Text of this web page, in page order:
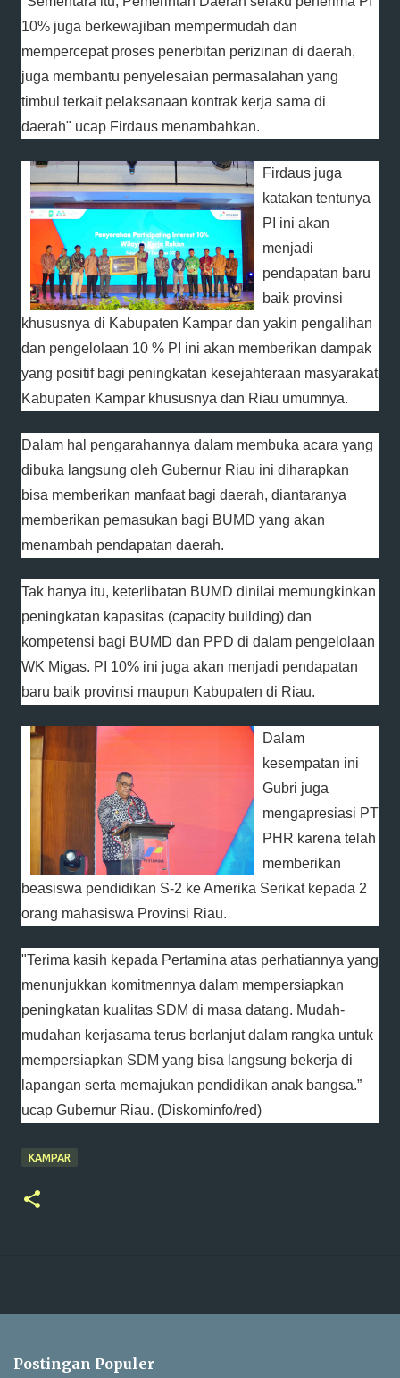
10% juga berkewajiban mempermudah dan
mempercepat proses penerbitan perizinan di daerah,
juga membantu penyelesaian permasalahan yang
timbul terkait pelaksanaan kontrak kerja sama di
daerah" ucap Firdaus menambahkan.
Firdaus juga
katakan tentunya
PI ini akan
menjadi
pendapatan baru
baik provinsi
khususnya di Kabupaten Kampar dan yakin pengalihan
dan pengelolaan 10 % PI ini akan memberikan dampak
yang positif bagi peningkatan kesejahteraan masyarakat
Kabupaten Kampar khususnya dan Riau umumnya.
Dalam hal pengarahannya dalam membuka acara yang
dibuka langsung oleh Gubernur Riau ini diharapkan
bisa memberikan manfaat bagi daerah, diantaranya
memberikan pemasukan bagi BUMD yang akan
menambah pendapatan daerah.
Tak hanya itu, keterlibatan BUMD dinilai memungkinkan
peningkatan kapasitas (capacity building) dan
kompetensi bagi BUMD dan PPD di dalam pengelolaan
WK Migas. PI 10% ini juga akan menjadi pendapatan
baru baik provinsi maupun Kabupaten di Riau.
Dalam
kesempatan ini
Gubri juga
mengapresiasi PT
PHR karena telah
memberikan
beasiswa pendidikan S-2 ke Amerika Serikat kepada 2
orang mahasiswa Provinsi Riau.
"Terima kasih kepada Pertamina atas perhatiannya yang
menunjukkan komitmennya dalam mempersiapkan
peningkatan kualitas SDM di masa datang. Mudah-
mudahan kerjasama terus berlanjut dalam rangka untuk
mempersiapkan SDM yang bisa langsung bekerja di
lapangan serta memajukan pendidikan anak bangsa.”
ucap Gubernur Riau. (Diskominfo/red)
KAMPAR
Postingan Populer